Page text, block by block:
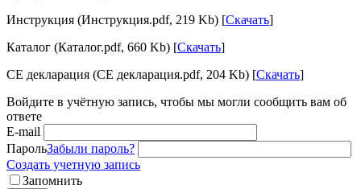
Инструкция (Инструкция.pdf, 219 Kb) [Скачать]
Каталог (Каталог.pdf, 660 Kb) [Скачать]
CE декларация (CE декларация.pdf, 204 Kb) [Скачать]
Войдите в учётную запись, чтобы мы могли сообщить вам об
ответе
E-mail
ПарольЗабыли пароль?
Создать учетную запись
Запомнить